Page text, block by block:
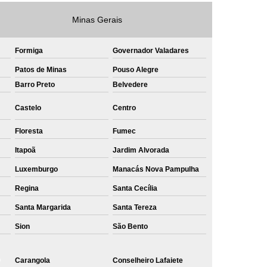
Private Label Roupas Masculinas Bahia
Private Label Têxtil Streetwear Rio de Janeiro
Private Label Bermudas
Bones
Private Label Camisetas
Label de Malhas
Private Label Roupas
Sublimação Camiseta Algodão
de Camisetas de Algodão
Sublimação em Camisetas
Minas Gerais
Formiga Governador Valadares
Patos de Minas
Pouso Alegre
Barro Preto Belvedere
Castelo Centro
Floresta Fumec
Itapoã Jardim Alvorada
Luxemburgo Manacás Nova Pampulha
Regina Santa Cecília
Santa Margarida Santa Tereza
Sion São Bento
Carangola Conselheiro Lafaiete